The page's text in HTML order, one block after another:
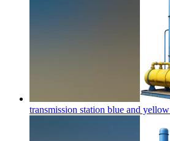
transmission station blue and yellow